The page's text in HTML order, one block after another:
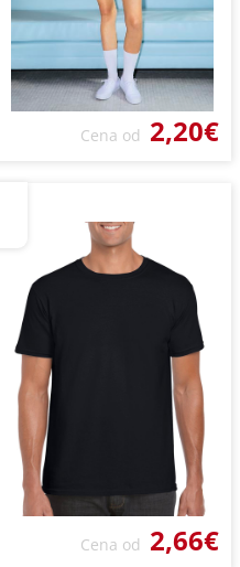
Cena od 2,20€
Cena od 2,66€